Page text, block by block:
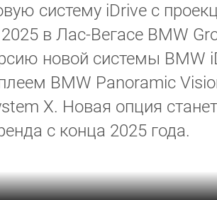
систему iDrive с
в Лас-Вегасе BMW
новой системы BMW
BMW Panoramic
X. Новая опция
с конца 2025 года.